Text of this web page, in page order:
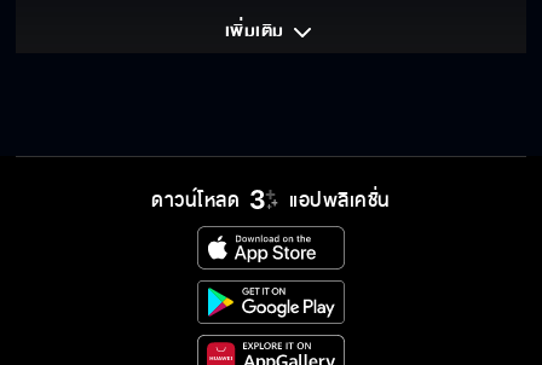
เพิ่มเติม
ดาวน์โหลด แอปพลิเคชั่น